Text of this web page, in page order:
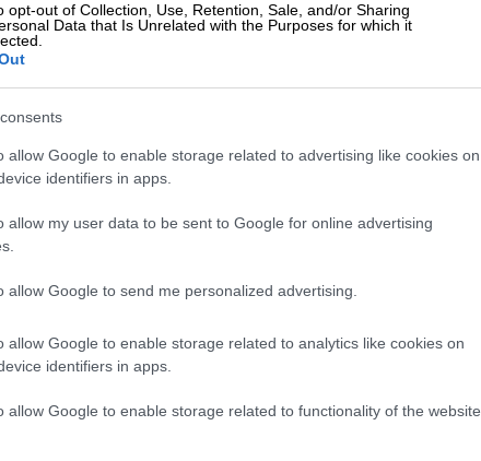
opt-out of Collection, Use, Retention, Sale, and/or Sharing
Data that Is Unrelated with the Purposes for which it
allow Google to enable storage related to advertising like cookies on
identifiers in apps.
allow my user data to be sent to Google for online advertising
allow Google to send me personalized advertising.
allow Google to enable storage related to analytics like cookies on
identifiers in apps.
allow Google to enable storage related to functionality of the website
όπου θα γίνει δεκτός από τον
Νίκο Αναστασιάδη
και τον υπουργό Εξωτερικών,
μήνυμα στην
όπως η παράνομη
Navtex
που βγάζει πάλι